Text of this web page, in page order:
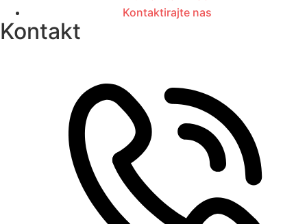
Kontaktirajte nas
Kontakt